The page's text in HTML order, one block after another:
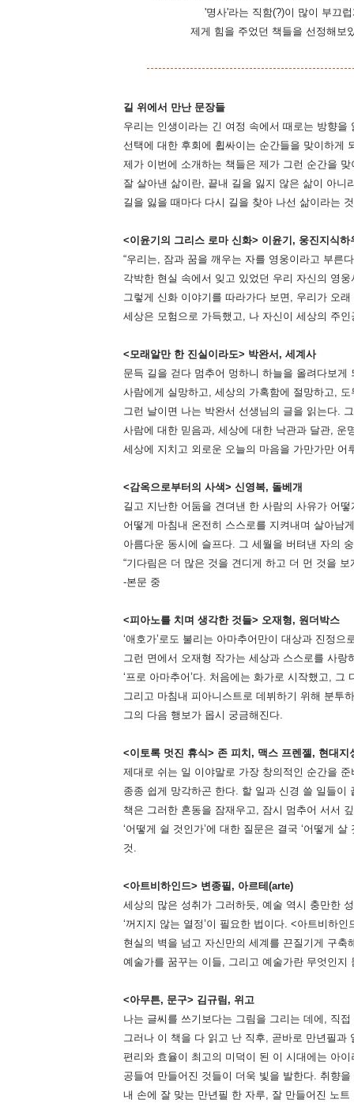
'명사'라는 직함(?)이 많이 부끄
제게 힘을 주었던 책들을 선정해보
길 위에서 만난 문장들
우리는 인생이라는 긴 여정 속에서 때로는 방향
선택에 대한 후회에 휩싸이는 순간들을 맞이하게
제가 이번에 소개하는 책들은 제가 그런 순간을
잘 살아낸 삶이란, 끝내 길을 잃지 않은 삶이 아니
길을 잃을 때마다 다시 길을 찾아 나선 삶이라는
<이윤기의 그리스 로마 신화> 이윤기, 웅진지식하
“우리는, 잠과 꿈을 깨우는 자를 영웅이라고 부른
각박한 현실 속에서 잊고 있었던 우리 자신의 영
그렇게 신화 이야기를 따라가다 보면, 우리가 오
세상은 모험으로 가득했고, 나 자신이 세상의 주
<모래알만 한 진실이라도> 박완서, 세계사
문득 길을 걷다 멈추어 멍하니 하늘을 올려다보게
사람에게 실망하고, 세상의 가혹함에 절망하고,
그런 날이면 나는 박완서 선생님의 글을 읽는다.
사람에 대한 믿음과, 세상에 대한 낙관과 달관, 운
세상에 지치고 외로운 오늘의 마음을 가만가만 어
<감옥으로부터의 사색> 신영복, 돌베개
길고 지난한 어둠을 견뎌낸 한 사람의 사유가 어
어떻게 마침내 온전히 스스로를 지켜내며 살아남
아름다운 동시에 슬프다. 그 세월을 버텨낸 자의
“기다림은 더 많은 것을 견디게 하고 더 먼 것을
-본문 중
<피아노를 치며 생각한 것들> 오재형, 원더박스
‘애호가’로도 불리는 아마추어만이 대상과 진정
그런 면에서 오재형 작가는 세상과 스스로를 사
‘프로 아마추어’다. 처음에는 화가로 시작했고, 그
그리고 마침내 피아니스트로 데뷔하기 위해 분투
그의 다음 행보가 몹시 궁금해진다.
<이토록 멋진 휴식> 존 피치, 맥스 프렌젤, 현대지
제대로 쉬는 일 이야말로 가장 창의적인 순간을
종종 쉽게 망각하곤 한다. 할 일과 신경 쓸 일들이
책은 그러한 혼동을 잠재우고, 잠시 멈추어 서서
‘어떻게 쉴 것인가’에 대한 질문은 결국 ‘어떻게
것.
<아트비하인드> 변종필, 아르테(arte)
세상의 많은 성취가 그러하듯, 예술 역시 충만한
‘꺼지지 않는 열정’이 필요한 법이다. <아트비하
현실의 벽을 넘고 자신만의 세계를 끈질기게 구축
예술가를 꿈꾸는 이들, 그리고 예술가란 무엇인
<아무튼, 문구> 김규림, 위고
나는 글씨를 쓰기보다는 그림을 그리는 데에, 직
그러나 이 책을 다 읽고 난 직후, 곧바로 만년필과
편리와 효율이 최고의 미덕이 된 이 시대에는 아
공들여 만들어진 것들이 더욱 빛을 발한다. 취향
내 손에 잘 맞는 만년필 한 자루, 잘 만들어진 노